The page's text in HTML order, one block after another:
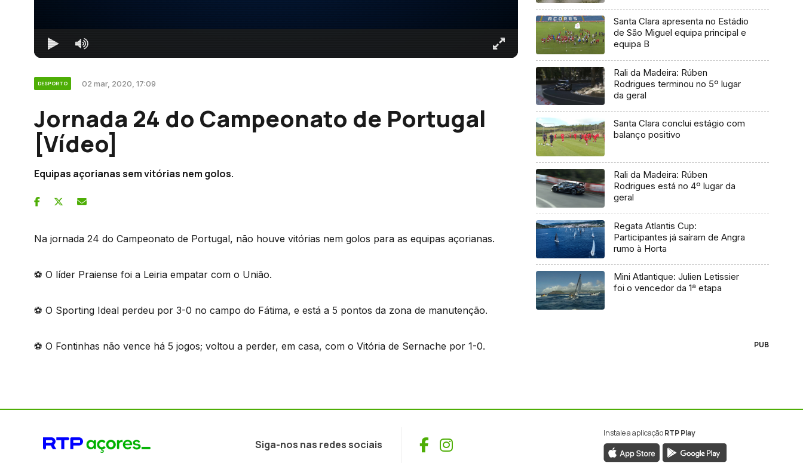
DESPORTO 02 mar, 2020, 17:09
Jornada 24 do Campeonato de Portugal
[Vídeo]
Equipas açorianas sem vitórias nem golos.
Na jornada 24 do Campeonato de Portugal, não houve vitórias nem golos para as equipas açorianas.
⚽ O líder Praiense foi a Leiria empatar com o União.
⚽ O Sporting Ideal perdeu por 3-0 no campo do Fátima, e está a 5 pontos da zona de manutenção.
⚽ O Fontinhas não vence há 5 jogos; voltou a perder, em casa, com o Vitória de Sernache por 1-0.
Santa Clara apresenta no Estádio
de São Miguel equipa principal e
equipa B
Rali da Madeira: Rúben
Rodrigues terminou no 5º lugar
da geral
Santa Clara conclui estágio com
balanço positivo
Rali da Madeira: Rúben
Rodrigues está no 4º lugar da
geral
Regata Atlantis Cup:
Participantes já saíram de Angra
rumo à Horta
Mini Atlantique: Julien Letissier
foi o vencedor da 1ª etapa
PUB
Siga-nos nas redes sociais Facebook
Instagram
Instale a aplicaçãoRTP Play